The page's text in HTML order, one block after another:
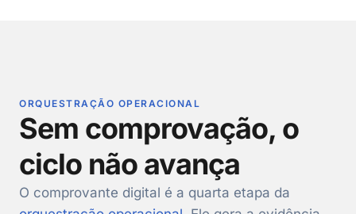
ORQUESTRAÇÃO OPERACIONAL
Sem comprovação, o
ciclo não avança
O comprovante digital é a quarta etapa da